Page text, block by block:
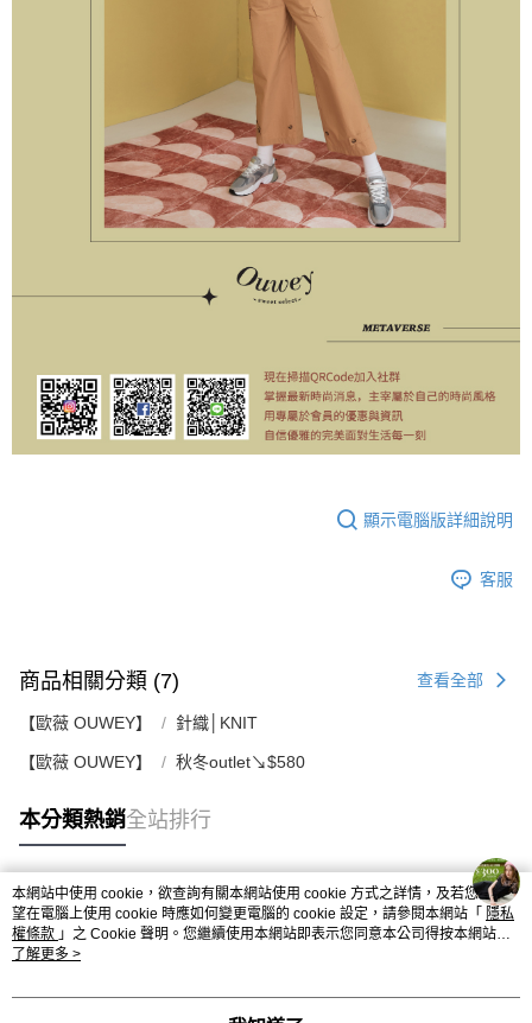
顯示電腦版詳細說明
客服
商品相關分類 (7) 查看全部
【歐薇 OUWEY】 針織│KNIT
【歐薇 OUWEY】 秋冬outlet↘$580
本分類熱銷全站排行
熱門標籤
本網站中使用 cookie，欲查詢有關本網站使用 cookie 方式之詳情，及若您不希
望在電腦上使用 cookie 時應如何變更電腦的 cookie 設定，請參閱本網站「 隱私
權條款 」之 Cookie 聲明。您繼續使用本網站即表示您同意本公司得按本網站使
用條款之 Cookie 聲明使用 cookie。
了解更多 >